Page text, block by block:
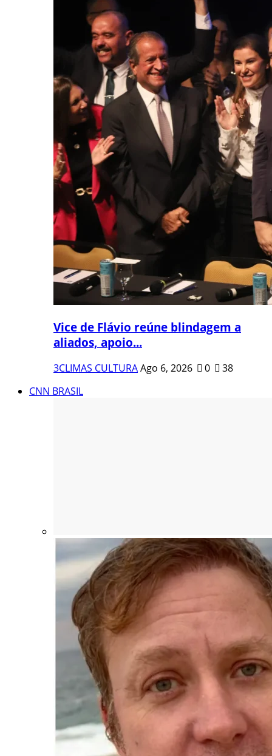
Vice de Flávio reúne blindagem a
aliados, apoio...
3CLIMAS CULTURAAgo 6, 2026 0
38
CNN BRASIL